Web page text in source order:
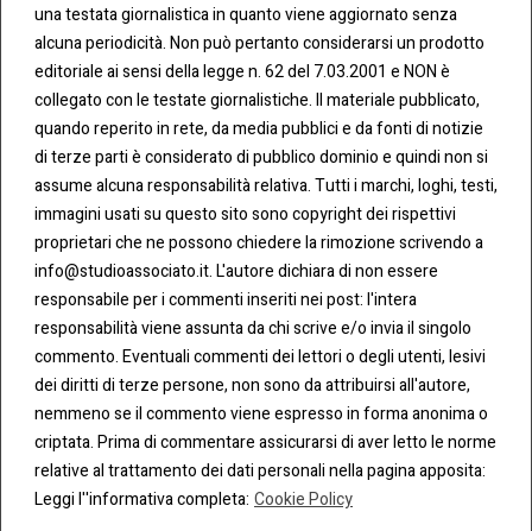
una testata giornalistica in quanto viene aggiornato senza
alcuna periodicità. Non può pertanto considerarsi un prodotto
editoriale ai sensi della legge n. 62 del 7.03.2001 e NON è
collegato con le testate giornalistiche. Il materiale pubblicato,
quando reperito in rete, da media pubblici e da fonti di notizie
di terze parti è considerato di pubblico dominio e quindi non si
assume alcuna responsabilità relativa. Tutti i marchi, loghi, testi,
immagini usati su questo sito sono copyright dei rispettivi
proprietari che ne possono chiedere la rimozione scrivendo a
info@studioassociato.it. L'autore dichiara di non essere
responsabile per i commenti inseriti nei post: l'intera
responsabilità viene assunta da chi scrive e/o invia il singolo
commento. Eventuali commenti dei lettori o degli utenti, lesivi
dei diritti di terze persone, non sono da attribuirsi all'autore,
nemmeno se il commento viene espresso in forma anonima o
criptata. Prima di commentare assicurarsi di aver letto le norme
relative al trattamento dei dati personali nella pagina apposita:
Leggi l''informativa completa: Cookie Policy
CONT
ATTI
Tel:
0283438.482
Fax:
0283438.483
mail:
info@studioassociato.it
Via
Vittor
Pisani,
13 -
20124
Milano
COO
KIE &
PRIV
ACY
Cookie
Policy
Privacy
Policy